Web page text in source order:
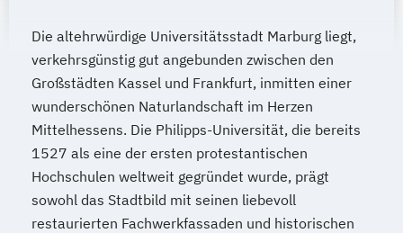
Die altehrwürdige Universitätsstadt Marburg liegt,
verkehrsgünstig gut angebunden zwischen den
Großstädten Kassel und Frankfurt, inmitten einer
wunderschönen Naturlandschaft im Herzen
Mittelhessens. Die Philipps-Universität, die bereits
1527 als eine der ersten protestantischen
Hochschulen weltweit gegründet wurde, prägt
sowohl das Stadtbild mit seinen liebevoll
restaurierten Fachwerkfassaden und historischen